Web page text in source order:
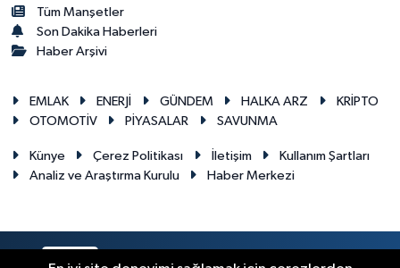
Tüm Manşetler
Son Dakika Haberleri
Haber Arşivi
EMLAK ENERJİ GÜNDEM HALKA ARZ
KRİPTO
OTOMOTİV
PİYASALAR SAVUNMA
Künye Çerez Politikası İletişim
Kullanım Şartları
Analiz ve Araştırma Kurulu
Haber Merkezi
RSS Copyright © 2026. Her hakkı saklıdır.